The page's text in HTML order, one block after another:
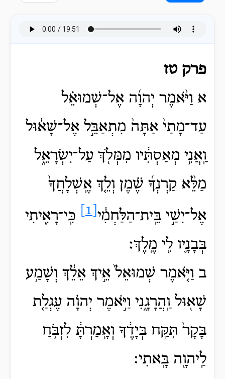
פרק טז
א וַיֹּ֨אמֶר יְהוָ֜ה אֶל־שְׁמוּאֵ֗ל
עַד־מָתַי֙ אַתָּה֙ מִתְאַבֵּ֣ל אֶל־שָׁא֔וּל
וַֽאֲנִ֣י מְאַסְתִּ֔יו מִמְּלֹ֖ךְ עַל־יִשְׂרָאֵ֑ל
מַלֵּ֨א קַרְנְךָ֜ שֶׁ֗מֶן וְלֵ֤ךְ אֶֽשְׁלָחֲךָ֙
אֶל־יִשַׁ֣י בֵּֽית־הַלַּחְמִ֔י
כִּֽי־רָאִ֧יתִי
בְּבָנָ֛יו לִ֖י מֶֽלֶךְ׃
ב וַיֹּ֤אמֶר שְׁמוּאֵל֙ אֵ֣יךְ אֵלֵ֔ךְ וְשָׁמַ֥ע
שָׁא֖וּל וַֽהֲרָגָ֑נִי וַיֹּ֣אמֶר יְהוָ֗ה עֶגְלַ֤ת
בָּקָר֙ תִּקַּ֣ח בְּיָדֶ֔ךָ וְאָ֣מַרְתָּ֔ לִזְבֹּ֥חַ
לַֽיהוָ֖ה בָּֽאתִי׃